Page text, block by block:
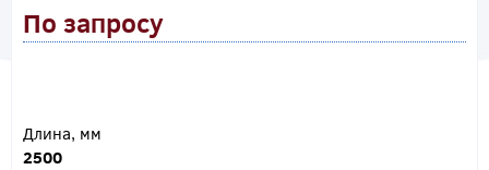
По запросу
Длина, мм
2500